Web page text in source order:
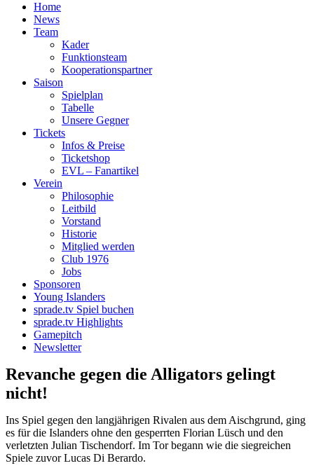
Home
News
Team
Kader
Funktionsteam
Kooperationspartner
Saison
Spielplan
Tabelle
Unsere Gegner
Tickets
Infos & Preise
Ticketshop
EVL – Fanartikel
Verein
Philosophie
Leitbild
Vorstand
Historie
Mitglied werden
Club 1976
Jobs
Sponsoren
Young Islanders
sprade.tv Spiel buchen
sprade.tv Highlights
Gamepitch
Newsletter
Revanche gegen die Alligators gelingt
nicht!
Ins Spiel gegen den langjährigen Rivalen aus dem Aischgrund, ging
es für die Islanders ohne den gesperrten Florian Lüsch und den
verletzten Julian Tischendorf. Im Tor begann wie die siegreichen
Spiele zuvor Lucas Di Berardo.